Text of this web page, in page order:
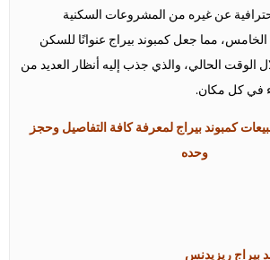
عن غيره من المشروعات السكنية
مما جعل كمبوند بيراج عنوانًا للسكن
الوقت الحالي، والذي جذب إليه أنظار العديد من
في كل مكان.
كمبوند بيراج لمعرفة كافة التفاصيل وحجز
وحده
بيراج ريزيدنس